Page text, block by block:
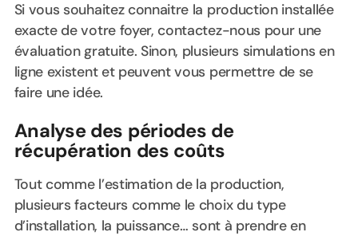
Si vous souhaitez connaitre la production installée
exacte de votre foyer, contactez-nous pour une
évaluation gratuite. Sinon, plusieurs simulations en
ligne existent et peuvent vous permettre de se
faire une idée.
Analyse des périodes de
récupération des coûts
Tout comme l’estimation de la production,
plusieurs facteurs comme le choix du type
d’installation, la puissance… sont à prendre en